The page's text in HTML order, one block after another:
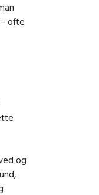
ofte
og